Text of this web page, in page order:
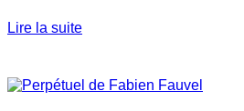
Lire la suite